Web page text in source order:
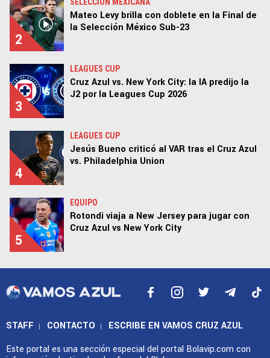
2
Mateo Levy brilla con doblete en la Final de
la Selección México Sub-23
3
LEAGUES CUP
Cruz Azul vs. New York City: la IA predijo la
J2 por la Leagues Cup 2026
4
LEAGUES CUP
Jesús Bueno criticó al VAR tras el Cruz Azul
vs. Philadelphia Union
5
EQUIPO
Rotondi viaja a New Jersey para jugar con
Cruz Azul vs New York City
STAFF | CONTACTO |
ESCRIBE EN VAMOS CRUZ AZUL
Este portal es una sección especial del portal Bolavip.com con